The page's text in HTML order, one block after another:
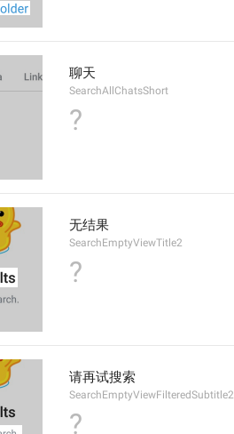
聊天
SearchAllChatsShort
?
无结果
SearchEmptyViewTitle2
?
请再试搜索
SearchEmptyViewFilteredSubtitle2
?